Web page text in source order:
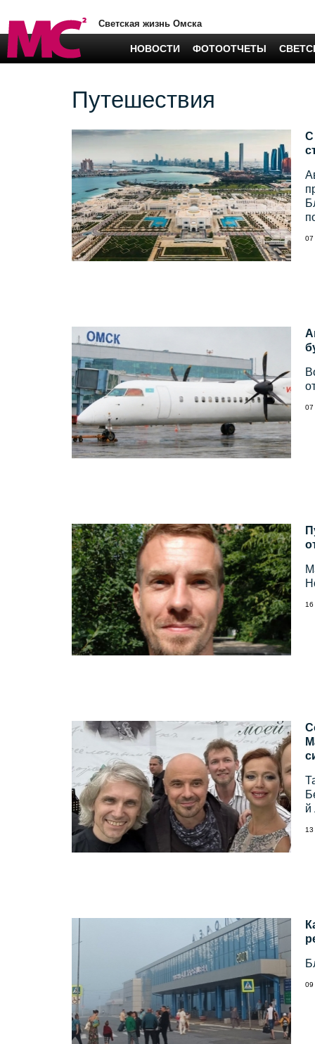
Светская жизнь Омска
НОВОСТИ ФОТООТЧЕТЫ
Путешествия
С
07
07
й
09